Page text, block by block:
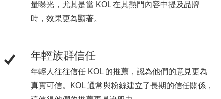
量曝光，尤其是當 KOL 在其熱門內容中提及品牌
時，效果更為顯著。
年輕族群信任
年輕人往往信任 KOL 的推薦，認為他們的意見更為
真實可信。KOL 通常與粉絲建立了長期的信任關係，